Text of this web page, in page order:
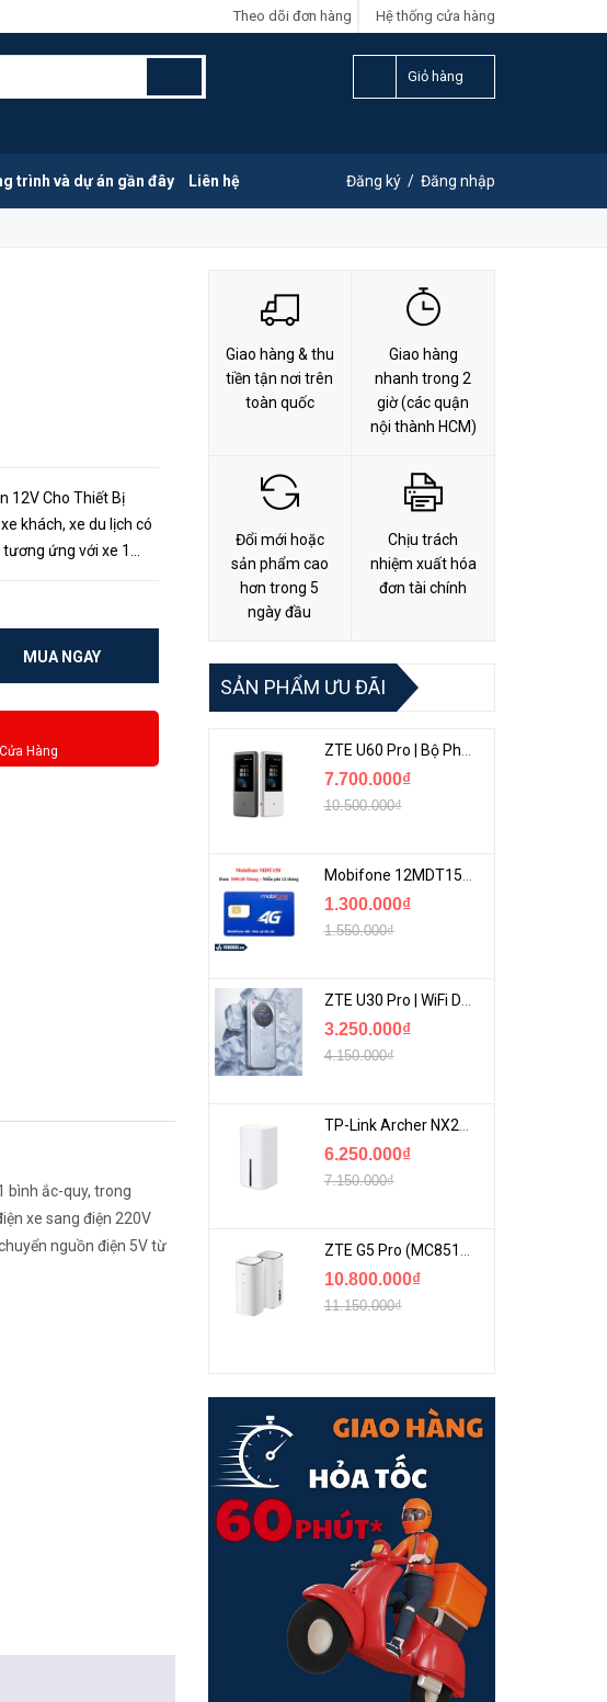
Hệ thống cửa hàng
Theo dõi đơn hàng
Giỏ hàng
trình và dự án gần đây Liên hệ Đăng ký / Đăng nhập
12V Cho Thiết Bị
khách, xe du lịch có
ứng với xe 1
MUA NGAY
Hàng
MUA NGAY LIÊN HỆ ĐẶT HÀNG
bình ắc-quy, trong
xe sang điện 220V
nguồn điện 5V từ
Giao hàng & thu
tiền tận nơi trên
toàn quốc
Giao hàng
nhanh trong 2
giờ (các quận
nội thành HCM)
Đổi mới hoặc
sản phẩm cao
hơn trong 5
ngày đầu
Chịu trách
nhiệm xuất hóa
đơn tài chính
SẢN PHẨM ƯU ĐÃI
ZTE U60 Pro | Bộ Phát 5G Cầm Tay Tích Hợp Công Nghệ WiFi 7, Pin 10000mAh
7.700.000₫
10.500.000₫
Mobifone 12MDT150 | Sim Chuyên 4G Mobifone Dung Lượng Cao 500GB/Tháng Gói 1 Năm
1.300.000₫
1.550.000₫
ZTE U30 Pro | WiFi Di Động 5G Tốc Độ Lên Đến 500Mbps, Màn Hình Cảm Ứng
3.250.000₫
4.150.000₫
TP-Link Archer NX200 | Bộ Phát WiFi Dùng Sim 5G Tốc Độ Cao Mới FullBox
6.250.000₫
7.150.000₫
ZTE G5 Pro (MC8512) | Router 5G WiFi7 Be7200 Hỗ Trợ Băng Tần 6Ghz Cực Mạnh
10.800.000₫
11.150.000₫